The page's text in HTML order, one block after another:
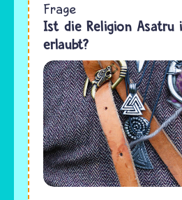
Frage
Ist die Religion Asatru
erlaubt?